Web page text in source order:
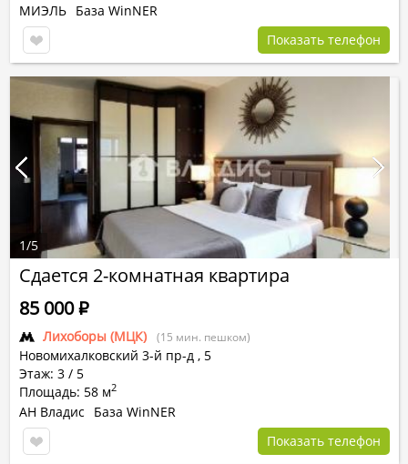
МИЭЛЬ База WinNER
Показать телефон
Сдается 2-комнатная квартира
Лихоборы (МЦК) (15 мин. пешком)
Новомихалковский 3-й пр-д , 5
Этаж: 3 / 5
Площадь: 58 м2
85 000Р
АН Владис
База WinNER
Показать телефон
1/5